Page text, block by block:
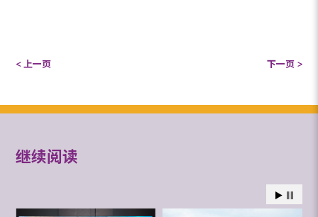
< 上一页 下一页 >
继续阅读